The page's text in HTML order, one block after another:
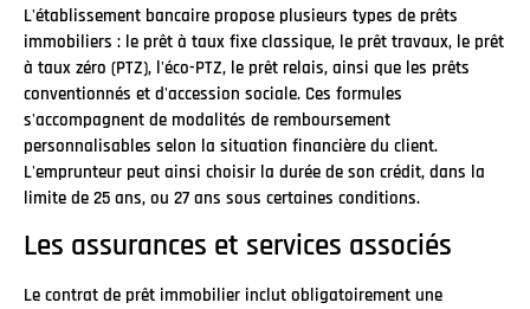
L'établissement bancaire propose plusieurs types de prêts
immobiliers : le prêt à taux fixe classique, le prêt travaux, le prêt
à taux zéro (PTZ), l'éco-PTZ, le prêt relais, ainsi que les prêts
conventionnés et d'accession sociale. Ces formules
s'accompagnent de modalités de remboursement
personnalisables selon la situation financière du client.
L'emprunteur peut ainsi choisir la durée de son crédit, dans la
limite de 25 ans, ou 27 ans sous certaines conditions.
Les assurances et services associés
Le contrat de prêt immobilier inclut obligatoirement une